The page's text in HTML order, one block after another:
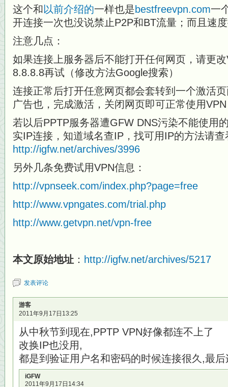
这个和 以前介绍的一样也是bestfreevpn.com一
开连接一次也没说禁止P2P和BT流量；而且速
注意几点：
如果连接上服务器后不能打开任何网页，请更
8.8.8.8再试（修改方法Google搜索）
连接正常后打开任意网页都会套转到一个激活
广告也，完成激活，关闭网页即可正常使用VPN
若以后PPTP服务器遭GFW DNS污染不能使用
实IP连接，知道域名查IP，找可用IP的方法请查
http://igfw.net/archives/3996
另外几条免费试用VPN信息：
http://vpnseek.com/index.php?page=free
http://www.vpngates.com/trial.php
http://www.getvpn.net/vpn-free
本文原始地址 ： http://igfw.net/archives/5217
发表评论
游客
2011年9月17日13:25
从中秋节到现在,PPTP VPN好像都连不上了
改换IP也没用,
都是到验证用户名和密码的时候连接很久,最后
iGFW
2011年9月17日14:34